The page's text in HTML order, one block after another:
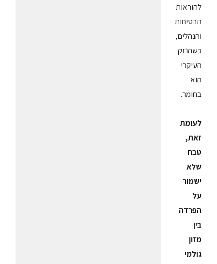
להוראות
הבטיחות
והנהלים,
כשהנזק
העיקרי
הוא
בחומר.
לעומת
זאת,
טבח
שלא
ישמור
על
הפרדה
בין
מזון
גולמי